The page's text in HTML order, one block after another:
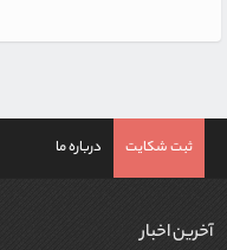
ثبت شکایت درباره ما
آخرین اخبار